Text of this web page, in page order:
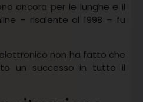
ancora per le lunghe e il
– risalente al 1998 – fu
non ha fatto che
un successo in tutto il